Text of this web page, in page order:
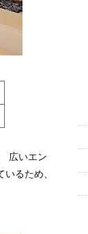
広いエン
るため、